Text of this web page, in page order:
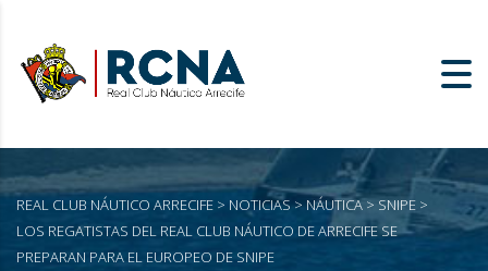
REAL CLUB NÁUTICO ARRECIFE > NOTICIAS> NÁUTICA> SNIPE >
LOS REGATISTAS DEL REAL CLUB NÁUTICO DE ARRECIFE SE
PREPARAN PARA EL EUROPEO DE SNIPE